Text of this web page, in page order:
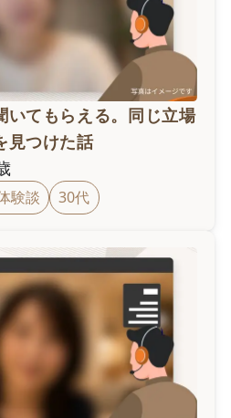
いてもらえる。同じ立場
見つけた話
験談 30代